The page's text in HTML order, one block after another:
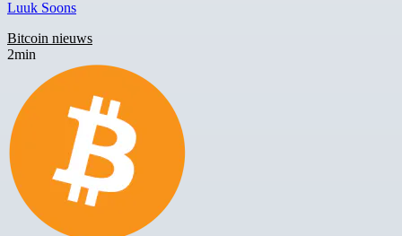
Luuk Soons
Bitcoin nieuws
2min